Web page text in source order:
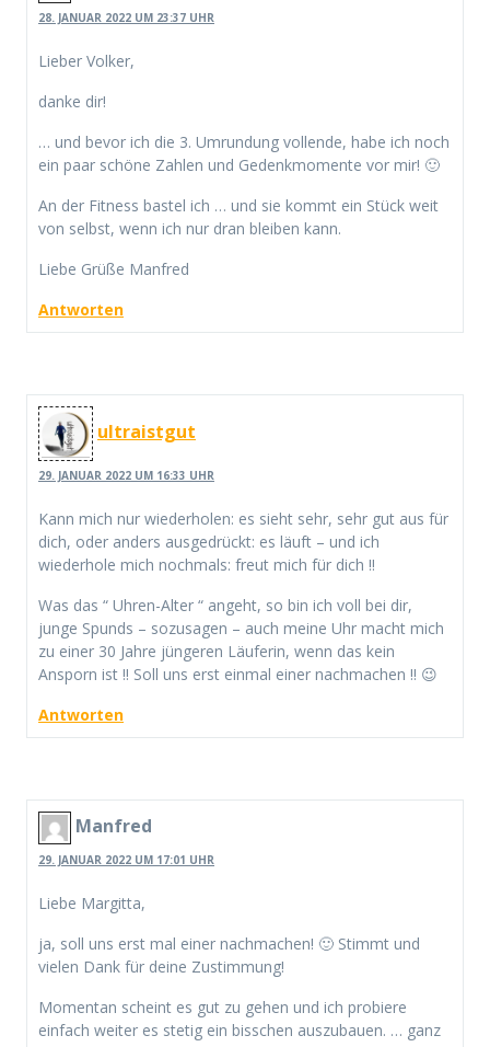
28. JANUAR 2022 UM 23:37 UHR
Lieber Volker,
danke dir!
… und bevor ich die 3. Umrundung vollende, habe ich noch
ein paar schöne Zahlen und Gedenkmomente vor mir! 🙂
An der Fitness bastel ich … und sie kommt ein Stück weit
von selbst, wenn ich nur dran bleiben kann.
Liebe Grüße Manfred
Antworten
ultraistgut
29. JANUAR 2022 UM 16:33 UHR
Kann mich nur wiederholen: es sieht sehr, sehr gut aus für
dich, oder anders ausgedrückt: es läuft – und ich
wiederhole mich nochmals: freut mich für dich !!
Was das “ Uhren-Alter “ angeht, so bin ich voll bei dir,
junge Spunds – sozusagen – auch meine Uhr macht mich
zu einer 30 Jahre jüngeren Läuferin, wenn das kein
Ansporn ist !! Soll uns erst einmal einer nachmachen !! 😉
Antworten
Manfred
29. JANUAR 2022 UM 17:01 UHR
Liebe Margitta,
ja, soll uns erst mal einer nachmachen! 🙂 Stimmt und
vielen Dank für deine Zustimmung!
Momentan scheint es gut zu gehen und ich probiere
einfach weiter es stetig ein bisschen auszubauen. … ganz